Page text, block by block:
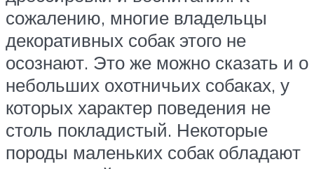
сожалению, многие владельцы
декоративных собак этого не
осознают. Это же можно сказать и о
небольших охотничьих собаках, у
которых характер поведения не
столь покладистый. Некоторые
породы маленьких собак обладают